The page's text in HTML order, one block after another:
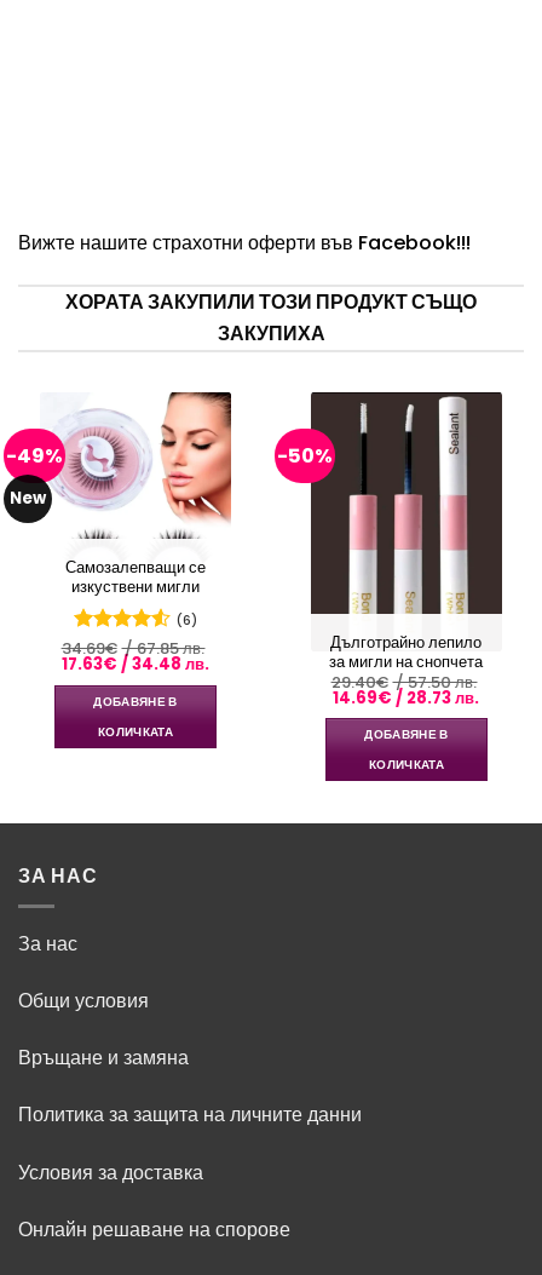
Вижте нашите страхотни оферти във Facebook!!!
ХОРАТА ЗАКУПИЛИ ТОЗИ ПРОДУКТ СЪЩО
ЗАКУПИХА
-49%
New
Самозалепващи се
изкуствени мигли
Оценено
с4.5 от
5
(6)
34.69€ / 67.85 лв.
Original
was:
34.69€
67.85 лв..
17.63€ / 34.48 лв.Текущата
17.63€
ДОБАВЯНЕ В
КОЛИЧКАТА
-50%
Дълготрайно лепило
за мигли на снопчета
29.40€ / 57.50 лв.
Original
was:
29.40€
57.50 лв..
14.69€ / 28.73 лв.
14.69€
ДОБАВЯНЕ В
КОЛИЧКАТА
ЗА НАС
За нас
Общи условия
Връщане и замяна
Политика за защита на личните данни
Условия за доставка
Онлайн решаване на спорове